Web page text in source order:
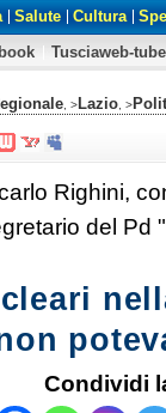
Salute Cultura
Tusciaweb-tube
, >Lazio , >
Righini,
del Pd
Condividi